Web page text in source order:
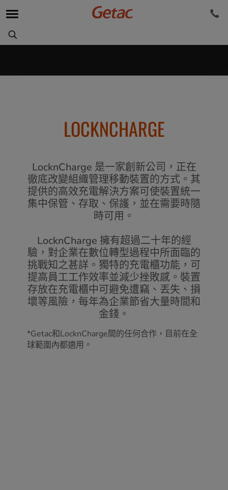
LOCKNCHARGE
LocknCharge 是一家創新公司，正在
徹底改變組織管理移動裝置的方式。其
提供的高效充電解決方案可使裝置統一
集中保管、存取、保護，並在需要時隨
時可用。
LocknCharge 擁有超過二十年的經
驗，對企業在數位轉型過程中所面臨的
挑戰知之甚詳。獨特的充電櫃功能，可
提高員工工作效率並減少挫敗感。裝置
存放在充電櫃中可避免遭竊、丟失、損
壞等風險，每年為企業節省大量時間和
金錢。
*Getac和LocknCharge間的任何合作，目前在全
球範圍內都適用。